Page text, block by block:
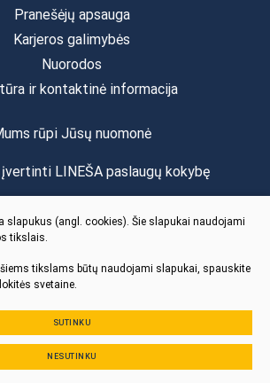
Pranešėjų apsauga
Karjeros galimybės
Nuorodos
ir kontaktinė informacija
rūpi Jūsų nuomonė
LINEŠA paslaugų kokybę
Slapukų parinktys
slapukus (angl. cookies). Šie slapukai naudojami
tikslais.
tikslams būtų naudojami slapukai, spauskite
svetaine.
SUTINKU
NESUTINKU